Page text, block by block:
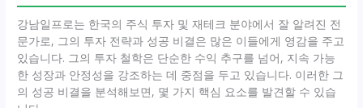
강남일프로는 한국의 주식 투자 및 재테크 분야에서 잘 알려진 전
문가로, 그의 투자 전략과 성공 비결은 많은 이들에게 영감을 주고
있습니다. 그의 투자 철학은 단순한 수익 추구를 넘어, 지속 가능
한 성장과 안정성을 강조하는 데 중점을 두고 있습니다. 이러한 그
의 성공 비결을 분석해보면, 몇 가지 핵심 요소를 발견할 수 있습